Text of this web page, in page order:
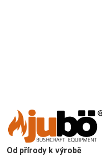
Od přírody k výrobě